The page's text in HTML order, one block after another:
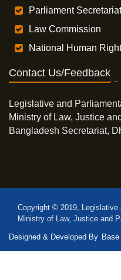
Parliament
Law Commission
National Human
Contact Us/Feedback
Legislative and
Ministry of Law, Justice
Bangladesh Secretariat,
Copyright © 2019, Legislative
Ministry of Law, Justice and
Designed & Developed By